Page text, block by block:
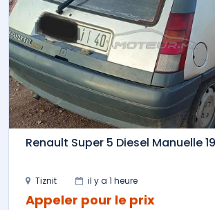
Renault Super 5 Diesel Manuelle
Tiznit il y a 1 heure
Appeler pour le prix